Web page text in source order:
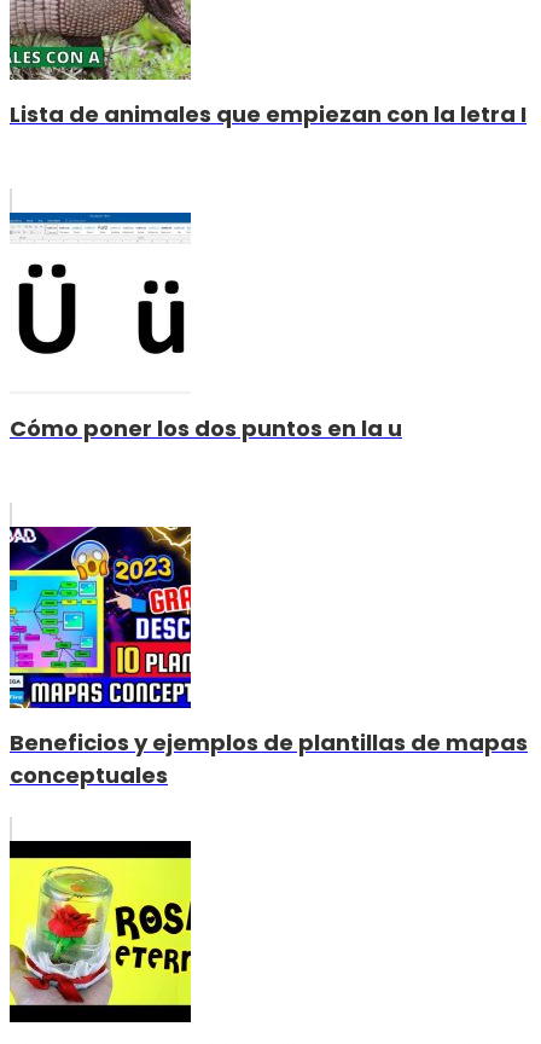
Lista de animales que empiezan con la letra I
Cómo poner los dos puntos en la u
Beneficios y ejemplos de plantillas de mapas
conceptuales